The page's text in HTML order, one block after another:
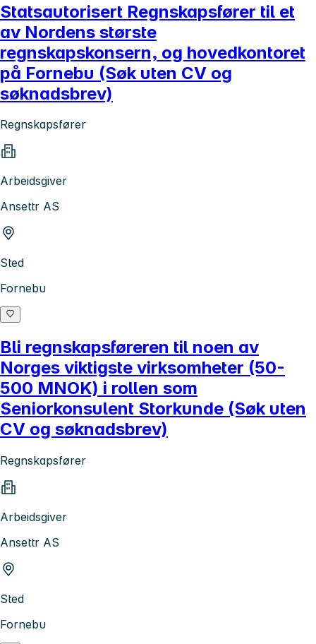
Statsautorisert Regnskapsfører til et
av Nordens største
regnskapskonsern, og hovedkontoret
på Fornebu (Søk uten CV og
søknadsbrev)
Regnskapsfører
Arbeidsgiver
Ansettr AS
Sted
Fornebu
Bli regnskapsføreren til noen av
Norges viktigste virksomheter (50-
500 MNOK) i rollen som
Seniorkonsulent Storkunde (Søk uten
CV og søknadsbrev)
Regnskapsfører
Arbeidsgiver
Ansettr AS
Sted
Fornebu